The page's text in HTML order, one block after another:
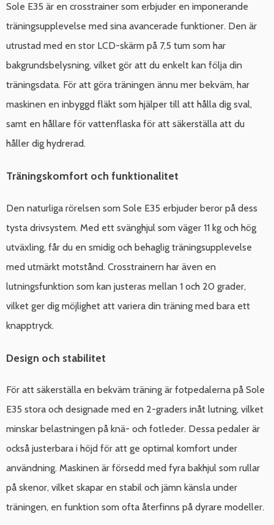
Sole E35 är en crosstrainer som erbjuder en imponerande
träningsupplevelse med sina avancerade funktioner. Den är
utrustad med en stor LCD-skärm på 7,5 tum som har
bakgrundsbelysning, vilket gör att du enkelt kan följa din
träningsdata. För att göra träningen ännu mer bekväm, har
maskinen en inbyggd fläkt som hjälper till att hålla dig sval,
samt en hållare för vattenflaska för att säkerställa att du
håller dig hydrerad.
Träningskomfort och funktionalitet
Den naturliga rörelsen som Sole E35 erbjuder beror på dess
tysta drivsystem. Med ett svänghjul som väger 11 kg och hög
utväxling, får du en smidig och behaglig träningsupplevelse
med utmärkt motstånd. Crosstrainern har även en
lutningsfunktion som kan justeras mellan 1 och 20 grader,
vilket ger dig möjlighet att variera din träning med bara ett
knapptryck.
Design och stabilitet
För att säkerställa en bekväm träning är fotpedalerna på Sole
E35 stora och designade med en 2-graders inåt lutning, vilket
minskar belastningen på knä- och fotleder. Dessa pedaler är
också justerbara i höjd för att ge optimal komfort under
användning. Maskinen är försedd med fyra bakhjul som rullar
på skenor, vilket skapar en stabil och jämn känsla under
träningen, en funktion som ofta återfinns på dyrare modeller.